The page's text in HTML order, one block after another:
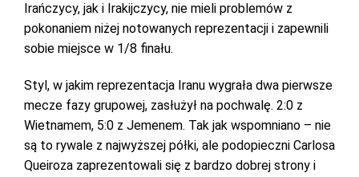
Irańczycy, jak i Irakijczycy, nie mieli problemów z
pokonaniem niżej notowanych reprezentacji i zapewnili
sobie miejsce w 1/8 finału.
Styl, w jakim reprezentacja Iranu wygrała dwa pierwsze
mecze fazy grupowej, zasłużył na pochwalę. 2:0 z
Wietnamem, 5:0 z Jemenem. Tak jak wspomniano – nie
są to rywale z najwyższej półki, ale podopieczni Carlosa
Queiroza zaprezentowali się z bardzo dobrej strony i